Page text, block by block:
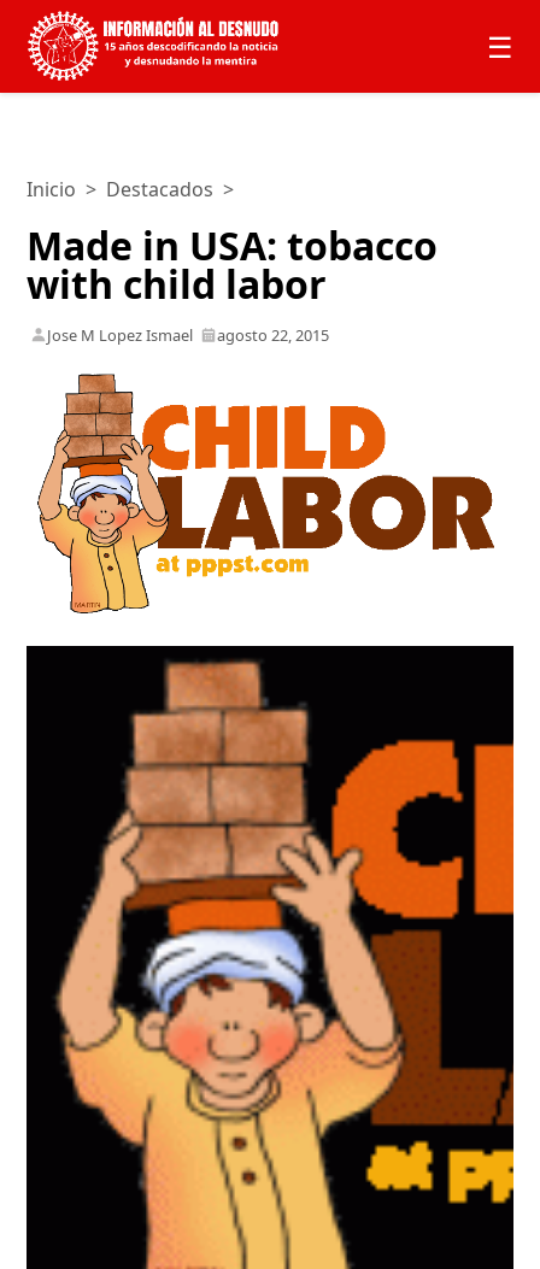
☰
Inicio > Destacados >
Made in USA: tobacco
with child labor
Jose M Lopez Ismael agosto 22, 2015